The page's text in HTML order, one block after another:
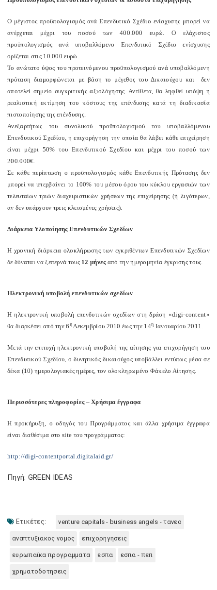
Ο μέγιστος προϋπολογισμός ανά Επενδυτικό Σχέδιο ενίσχυσης μπορεί να
ανέρχεται μέχρι του ποσού των 400.000 ευρώ. Ο ελάχιστος
προϋπολογισμός ανά υποβαλλόμενο Επενδυτικό Σχέδιο ενίσχυσης
ορίζεται στις 10.000 ευρώ.
Το ανώτατο ύψος του προτεινόμενου προϋπολογισμού ανά υποβαλλόμενη
πρόταση διαμορφώνεται με βάση το μέγεθος του Δικαιούχου και δεν
αποτελεί σημείο συγκριτικής αξιολόγησης. Αντίθετα, θα ληφθεί υπόψη η
ρεαλιστική εκτίμηση του κόστους της επένδυσης κατά τη διαδικασία
πιστοποίησης της επένδυσης.
Ανεξαρτήτως του συνολικού προϋπολογισμού του υποβαλλόμενου
Επενδυτικού Σχεδίου, η επιχορήγηση την οποία θα λάβει κάθε επιχείρηση
είναι μέχρι 50% του Επενδυτικού Σχεδίου και μέχρι του ποσού των
200.000€.
Σε κάθε περίπτωση ο προϋπολογισμός κάθε Επενδυτικής Πρότασης δεν
μπορεί να υπερβαίνει το 100% του μέσου όρου του κύκλου εργασιών των
τελευταίων τριών διαχειριστικών χρήσεων της επιχείρησης (ή λιγότερων,
αν δεν υπάρχουν τρεις κλεισμένες χρήσεις).
Διάρκεια Υλοποίησης Επενδυτικών Σχεδίων
Η χρονική διάρκεια ολοκλήρωσης των εγκριθέντων Επενδυτικών Σχεδίων
δε δύναται να ξεπερνά τους 12 μήνεςαπό την ημερομηνία έγκρισης τους.
Ηλεκτρονική υποβολή επενδυτικών σχεδίων
Η ηλεκτρονική υποβολή επενδυτικών σχεδίων στη δράση «digi-content»
θα διαρκέσει από την 6ηΔεκεμβρίου 2010 έως την 14η Ιανουαρίου 2011.
Μετά την επιτυχή ηλεκτρονική υποβολή της αίτησης για επιχορήγηση του
Επενδυτικού Σχεδίου, ο δυνητικός δικαιούχος υποβάλλει εντύπως μέσα σε
δέκα (10) ημερολογιακές ημέρες, τον ολοκληρωμένο Φάκελο Αίτησης.
Περισσότερες πληροφορίες – Χρήσιμα έγγραφα
Η προκήρυξη, ο οδηγός του Προγράμματος και άλλα χρήσιμα έγγραφα
είναι διαθέσιμα στο site του προγράμματος:
http://digi-contentportal.digitalaid.gr/
Πηγή: GREEN IDEAS
Ετικέτες: venture capitals - business angels - τανεο
αναπτυξιακος νομος επιχορηγησεις
ευρωπαϊκα προγραμματα εσπα εσπα - πεπ
χρηματοδοτησεις